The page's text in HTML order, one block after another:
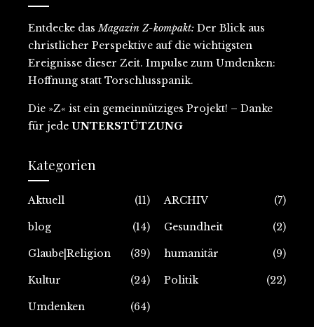
Entdecke dasMagazin Z-kompakt: Der Blick aus
christlicher Perspektive aufdie wichtigsten
Ereignisse dieser Zeit. Impulse zum Umdenken:
Hoffnung statt Torschlusspanik.
Die »Z« ist ein gemeinnütziges Projekt! – Danke
für jede UNTERSTÜTZUNG
Kategorien
Aktuell (11) ARCHIV (7)
blog (14) Gesundheit (2)
Glaube|Religion (39) humanitär (9)
Kultur (24) Politik (22)
Umdenken (64)